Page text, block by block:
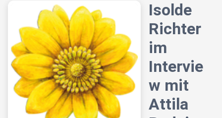
Isolde
Richter
im
Intervie
w mit
Attila